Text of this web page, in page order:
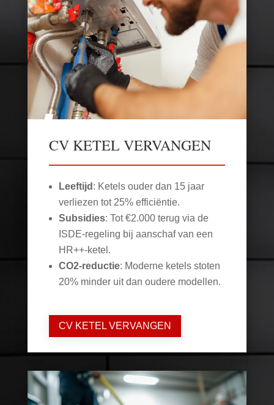
CV KETEL VERVANGEN
Leeftijd : Ketels ouder dan 15 jaar
verliezen tot 25% efficiëntie.
Subsidies: Tot €2.000 terug via de
ISDE-regeling bij aanschaf van een
HR++-ketel.
CO2-reductie: Moderne ketels stoten
20% minder uit dan oudere modellen.
CV KETEL VERVANGEN